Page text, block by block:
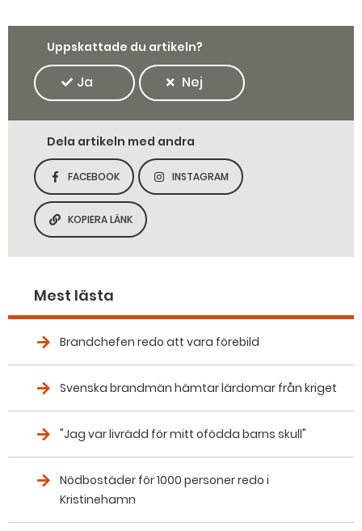
Uppskattade du artikeln?
Ja Nej
Dela artikeln med andra
DELA SIDAN PÅ
FACEBOOK
DELA SIDAN PÅ
INSTAGRAM
KOPIERA SIDANS LÄNK
KOPIERA LÄNK
Mest lästa
Brandchefen redo att vara förebild
Svenska brandmän hämtar lärdomar från kriget
"Jag var livrädd för mitt ofödda barns skull"
Nödbostäder för 1000 personer redo i
Kristinehamn